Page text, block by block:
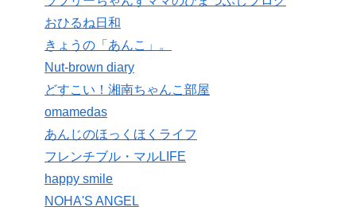
おひるね日和
きょうの「あんこ」。
Nut-brown diary
どすこい！湘南ちゃんこ部屋
omamedas
あんじのほっくほくライフ
フレンチブル・マルLIFE
happy smile
NOHA'S ANGEL